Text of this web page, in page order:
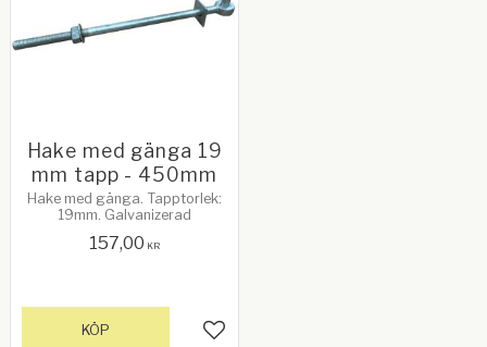
Hake med gänga 19
mm tapp - 450mm
Hake med gänga. Tapptorlek:
19mm. Galvanizerad
157,00 KR
Lägg till i favoriter
KÖP